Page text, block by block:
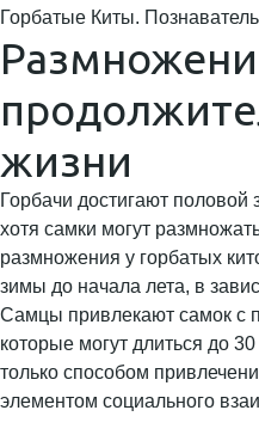
Горбатые Киты.
жизни
Горбачи достигают половой
хотя самки могут
размножения у горбатых
зимы до начала лета, в
Самцы привлекают самок с
которые могут длиться до
только способом
элементом социального